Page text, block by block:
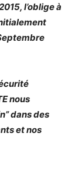
l’oblige à
nous
dans des
et nos